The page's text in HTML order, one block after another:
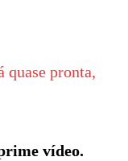
quase pronta,
vídeo.